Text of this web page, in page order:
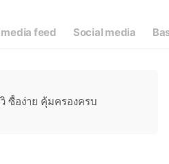
feed Social media
ซื้อง่าย คุ้มครองครบ